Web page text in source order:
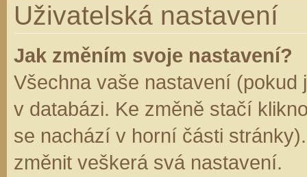
Uživatelská nastavení
Jak změním svoje nastavení?
Všechna vaše nastavení (pokud
v databázi. Ke změně stačí
se nachází v horní části
změnit veškerá svá nastavení.